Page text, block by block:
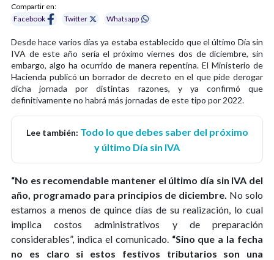
Compartir en:
Facebook
Twitter Whatsapp
Desde hace varios días ya estaba establecido que el último Día sin
IVA de este año sería el próximo viernes dos de diciembre, sin
embargo, algo ha ocurrido de manera repentina. El Ministerio de
Hacienda publicó un borrador de decreto en el que pide derogar
dicha jornada por distintas razones, y ya confirmó que
definitivamente no habrá más jornadas de este tipo por 2022.
Lee también: Todo lo que debes saber del próximo
y último Día sin IVA
“No es recomendable mantener el último día sin IVA del
año, programado para principios de diciembre. No solo
estamos a menos de quince días de su realización, lo cual
implica costos administrativos y de preparación
considerables”, indica el comunicado. “Sino que a la fecha
no es claro si estos festivos tributarios son una